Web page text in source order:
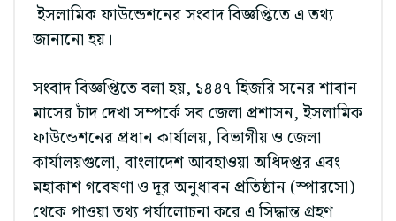
ইসলামিক ফাউন্ডেশনের সংবাদ বিজ্ঞপ্তিতে এ তথ্য
জানানো হয়।
সংবাদ বিজ্ঞপ্তিতে বলা হয়, ১৪৪৭ হিজরি সনের শাবান
মাসের চাঁদ দেখা সম্পর্কে সব জেলা প্রশাসন, ইসলামিক
ফাউন্ডেশনের প্রধান কার্যালয়, বিভাগীয় ও জেলা
কার্যালয়গুলো, বাংলাদেশ আবহাওয়া অধিদপ্তর এবং
মহাকাশ গবেষণা ও দূর অনুধাবন প্রতিষ্ঠান (স্পারসো)
থেকে পাওয়া তথ্য পর্যালোচনা করে এ সিদ্ধান্ত গ্রহণ